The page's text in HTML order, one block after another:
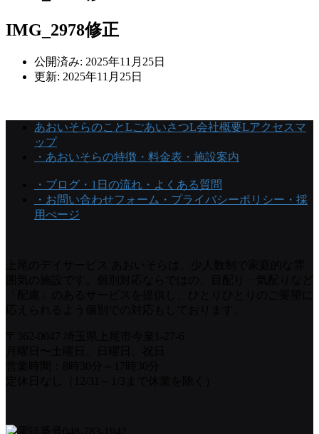
IMG_2978修正
公開済み: 2025年11月25日
更新: 2025年11月25日
あおいそらのことLごあいさつL会社概要Lアクセスマ
ップ
・あおいそらの特徴 ・料金表 ・施設案内
・ブログ ・1日の流れ ・よくある質問
・お問い合わせフォーム ・プライバシーポリシー ・採
用ぺージ